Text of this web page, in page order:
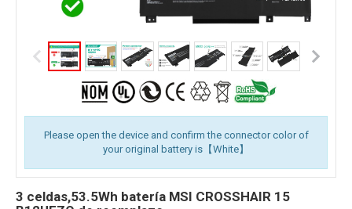
Please open the device and confirm the connector color of
your original battery is【White】
3 celdas,53.5Wh batería MSI CROSSHAIR 15